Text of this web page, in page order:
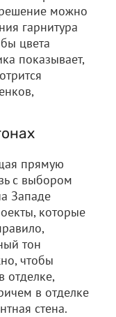
можно
гарнитура
цвета
показывает,
прямую
с выбором
Западе
которые
тон
чтобы
отделке,
в отделке
стена.